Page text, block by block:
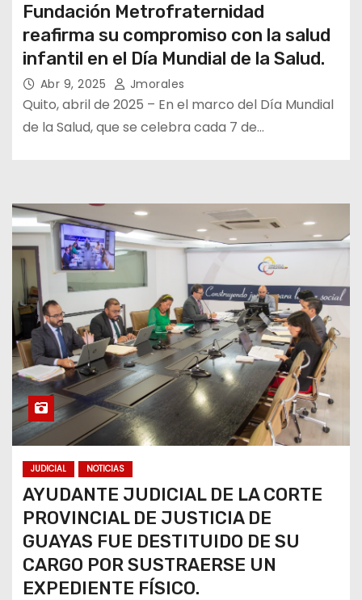
Fundación Metrofraternidad
reafirma su compromiso con la salud
infantil en el Día Mundial de la Salud.
Abr 9, 2025 Jmorales
Quito, abril de 2025 – En el marco del Día Mundial
de la Salud, que se celebra cada 7 de…
JUDICIAL NOTICIAS
AYUDANTE JUDICIAL DE LA CORTE
PROVINCIAL DE JUSTICIA DE
GUAYAS FUE DESTITUIDO DE SU
CARGO POR SUSTRAERSE UN
EXPEDIENTE FÍSICO.